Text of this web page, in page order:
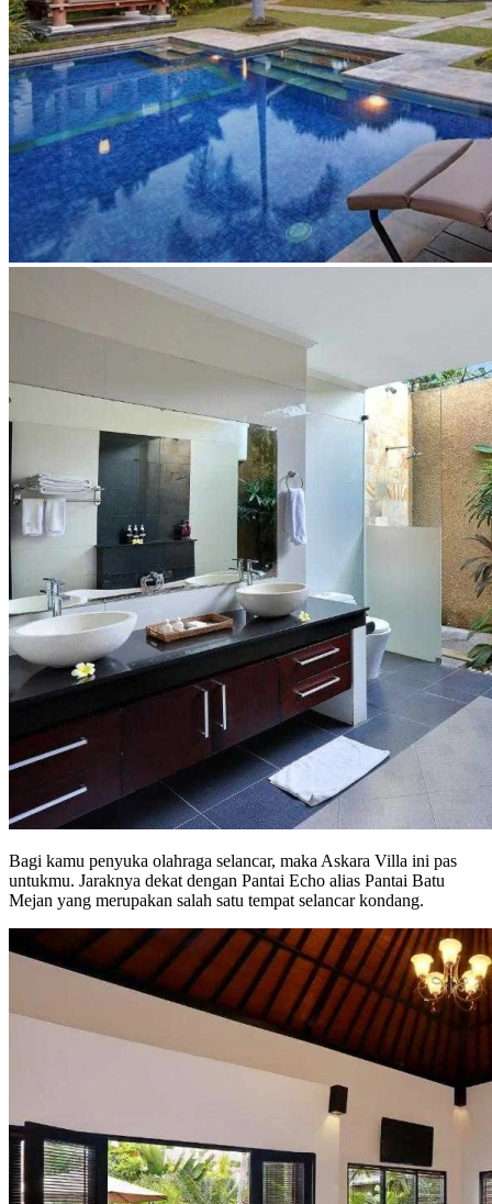
Bagi kamu penyuka olahraga selancar, maka Askara Villa ini pas
untukmu. Jaraknya dekat dengan Pantai Echo alias Pantai Batu
Mejan yang merupakan salah satu tempat selancar kondang.